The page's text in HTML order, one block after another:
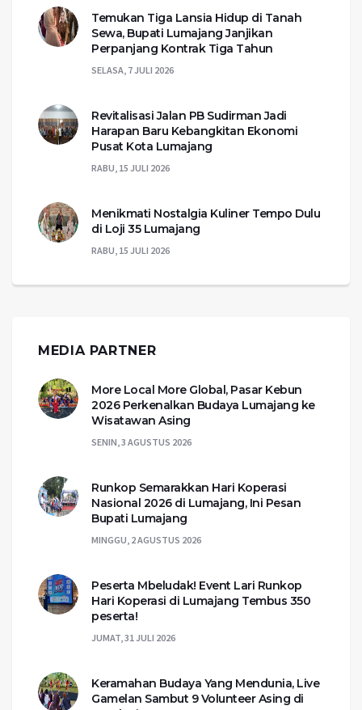
Temukan Tiga Lansia Hidup di Tanah
Sewa, Bupati Lumajang Janjikan
Perpanjang Kontrak Tiga Tahun
SELASA, 7 JULI 2026
Revitalisasi Jalan PB Sudirman Jadi
Harapan Baru Kebangkitan Ekonomi
Pusat Kota Lumajang
RABU, 15 JULI 2026
Menikmati Nostalgia Kuliner Tempo Dulu
di Loji 35 Lumajang
RABU, 15 JULI 2026
MEDIA PARTNER
More Local More Global, Pasar Kebun
2026 Perkenalkan Budaya Lumajang ke
Wisatawan Asing
SENIN, 3 AGUSTUS 2026
Runkop Semarakkan Hari Koperasi
Nasional 2026 di Lumajang, Ini Pesan
Bupati Lumajang
MINGGU, 2 AGUSTUS 2026
Peserta Mbeludak! Event Lari Runkop
Hari Koperasi di Lumajang Tembus 350
peserta!
JUMAT, 31 JULI 2026
Keramahan Budaya Yang Mendunia, Live
Gamelan Sambut 9 Volunteer Asing di